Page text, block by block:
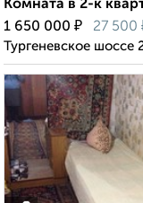
Комната в 2-к
1 650 000 ₽ 27 500
Тургеневское шоссе